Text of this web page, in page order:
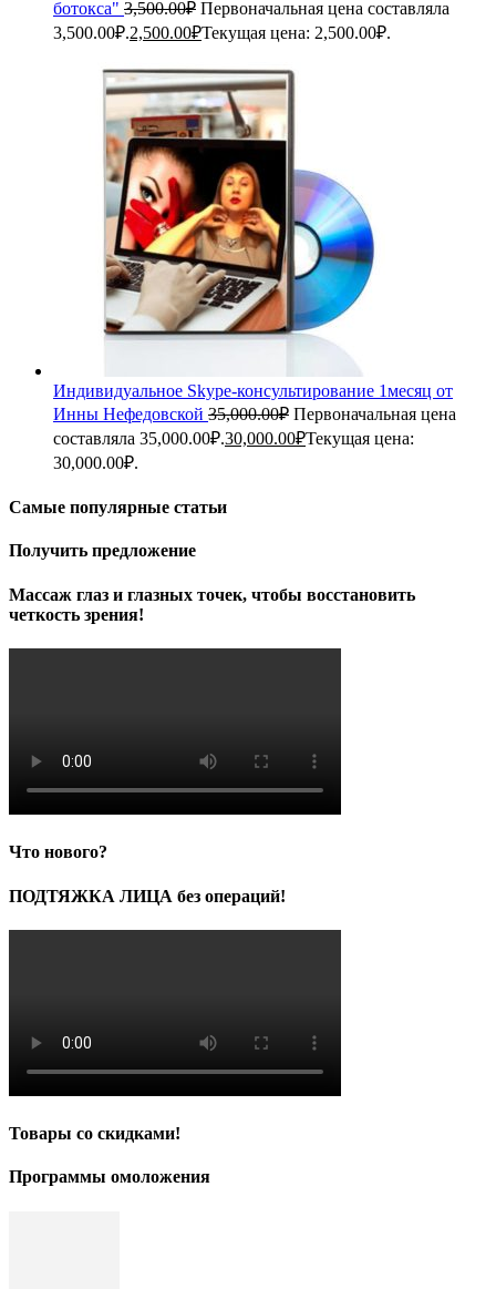
ботокса" 3,500.00₽ Первоначальная цена составляла
3,500.00₽.2,500.00₽Текущая цена: 2,500.00₽.
Индивидуальное Skype-консультирование 1месяц от
Инны Нефедовской 35,000.00₽ Первоначальная цена
составляла 35,000.00₽.30,000.00₽Текущая цена:
30,000.00₽.
Самые популярные статьи
Получить предложение
Массаж глаз и глазных точек, чтобы восстановить
четкость зрения!
Что нового?
ПОДТЯЖКА ЛИЦА без операций!
Товары со скидками!
Программы омоложения